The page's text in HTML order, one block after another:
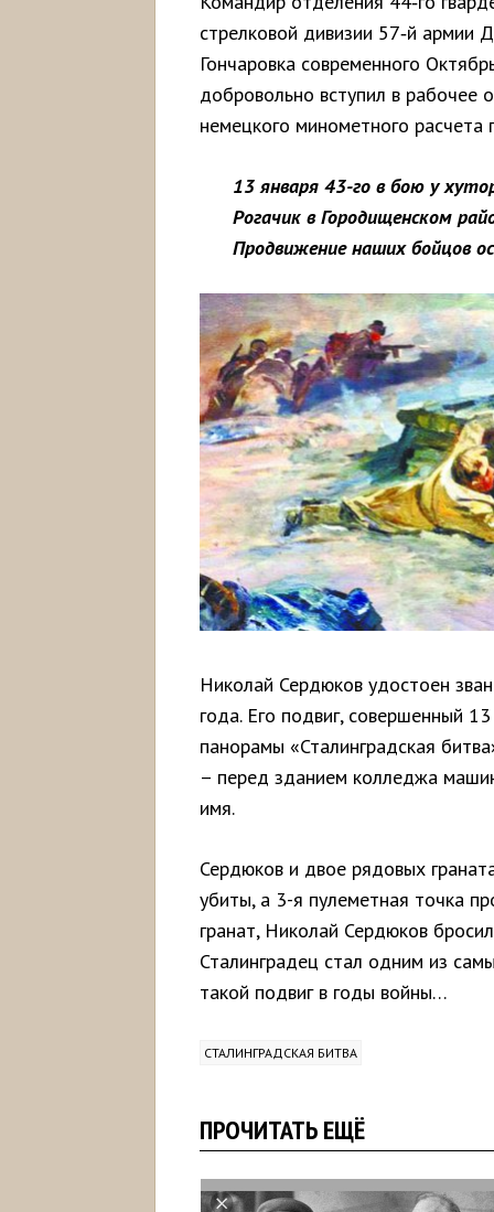
стрелковой дивизии 57‑й армии
Гончаровка современного
добровольно вступил в рабочее
немецкого минометного
13 января 43-го в бою у
Рогачик в Городищенском
Продвижение наших бойцов
Николай Сердюков удостоен
года. Его подвиг, совершенный
панорамы «Сталинградская
– перед зданием колледжа
имя.
Сердюков и двое рядовых
убиты, а 3-я пулеметная точка
гранат, Николай Сердюков
Сталинградец стал одним из
такой подвиг в годы войны…
СТАЛИНГРАДСКАЯ БИТВА
ПРОЧИТАТЬ ЕЩЁ